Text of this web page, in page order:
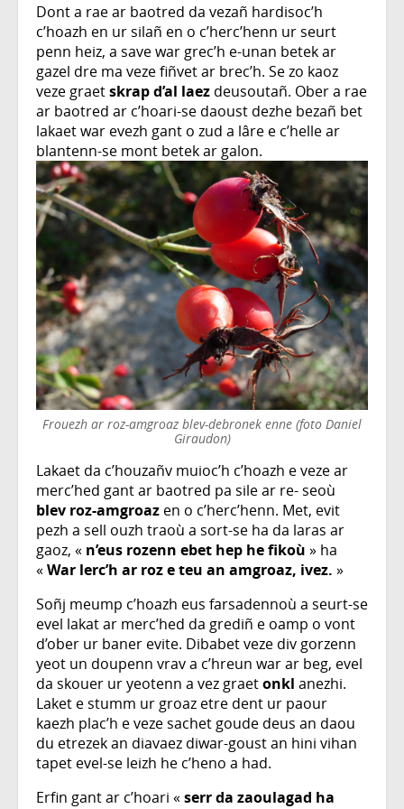
Dont a rae ar baotred da vezañ hardisoc’h
c’hoazh en ur silañ en o c’herc’henn ur seurt
penn heiz, a save war grec’h e-unan betek ar
gazel dre ma veze fiñvet ar brec’h. Se zo kaoz
veze graetskrap d’al laez deusoutañ. Ober a rae
ar baotred ar c’hoari-se daoust dezhe bezañ bet
lakaet war evezh gant o zud a lâre e c’helle ar
blantenn-se mont betek ar galon.
Frouezh ar roz-amgroaz blev-debronek enne (foto Daniel
Giraudon)
Lakaet da c’houzañv muioc’h c’hoazh e veze ar
merc’hed gant ar baotred pa sile ar re- seoù
blev roz-amgroaz en o c’herc’henn. Met, evit
pezh a sell ouzh traoù a sort-se ha da laras ar
gaoz, « n’eus rozenn ebet hep he fikoù » ha
«War lerc’h ar roz e teu an amgroaz, ivez. »
Soñj meump c’hoazh eus farsadennoù a seurt-se
evel lakat ar merc’hed da grediñ e oamp o vont
d’ober ur baner evite. Dibabet veze div gorzenn
yeot un doupenn vrav a c’hreun war ar beg, evel
da skouer ur yeotenn a vez graetonkl anezhi.
Laket e stumm ur groaz etre dent ur paour
kaezh plac’h e veze sachet goude deus an daou
du etrezek an diavaez diwar-goust an hini vihan
tapet evel-se leizh he c’heno a had.
Erfin gant ar c’hoari «serr da zaoulagad ha